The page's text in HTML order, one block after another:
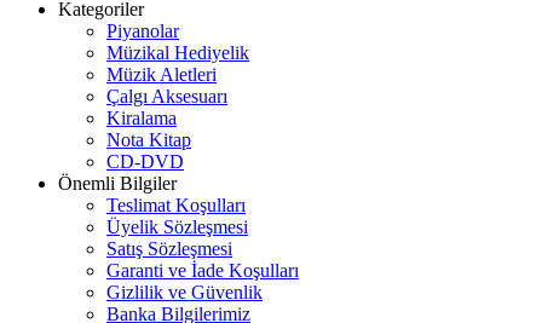
Kategoriler
Piyanolar
Müzikal Hediyelik
Müzik Aletleri
Çalgı Aksesuarı
Kiralama
Nota Kitap
CD-DVD
Önemli Bilgiler
Teslimat Koşulları
Üyelik Sözleşmesi
Satış Sözleşmesi
Garanti ve İade Koşulları
Gizlilik ve Güvenlik
Banka Bilgilerimiz